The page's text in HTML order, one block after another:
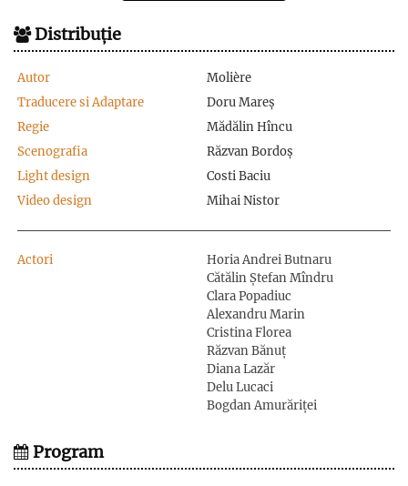
Distribuție
Autor
Molière
Traducere si Adaptare
Doru Mareș
Regie
Mădălin Hîncu
Scenografia
Răzvan Bordoș
Light design
Costi Baciu
Video design
Mihai Nistor
Actori
Horia Andrei Butnaru
Cătălin Ștefan Mîndru
Clara Popadiuc
Alexandru Marin
Cristina Florea
Răzvan Bănuț
Diana Lazăr
Delu Lucaci
Bogdan Amurăriței
Program